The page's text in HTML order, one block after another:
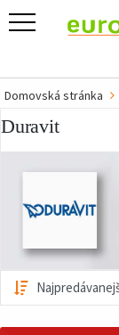
Domovská stránka
Duravit